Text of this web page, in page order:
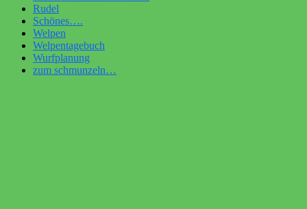
Rudel
Schönes….
Welpen
Welpentagebuch
Wurfplanung
zum schmunzeln…